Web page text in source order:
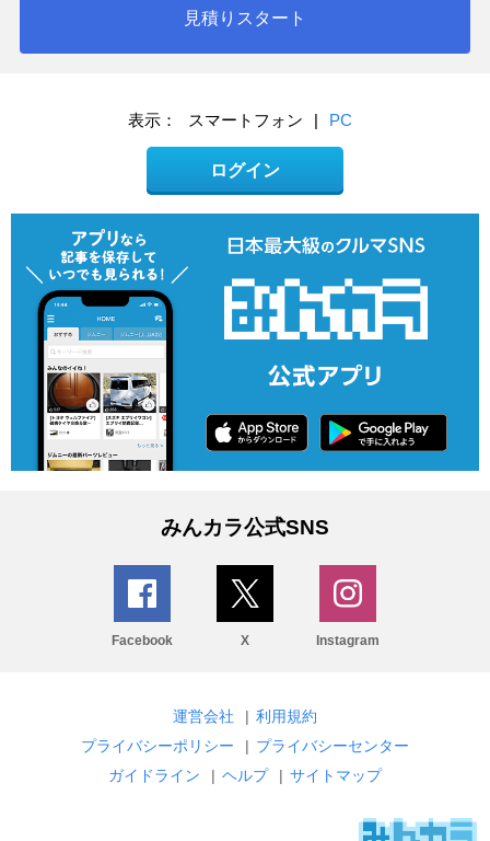
見積りスタート
表示： スマートフォン | PC
ログイン
みんカラ公式SNS
Facebook X Instagram
運営会社 | 利用規約
プライバシーポリシー
| プライバシーセンター
ガイドライン
| ヘルプ | サイトマップ